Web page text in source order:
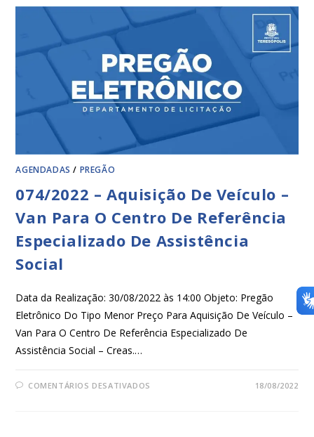
AGENDADAS / PREGÃO
074/2022 – Aquisição De Veículo –
Van Para O Centro De Referência
Especializado De Assistência
Social
Data da Realização: 30/08/2022 às 14:00 Objeto: Pregão
Eletrônico Do Tipo Menor Preço Para Aquisição De Veículo –
Van Para O Centro De Referência Especializado De
Assistência Social – Creas.…
COMENTÁRIOS DESATIVADOS 18/08/2022